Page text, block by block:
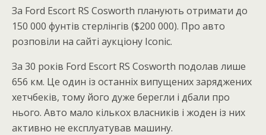
За Ford Escort RS Cosworth планують отримати до
150 000 фунтів стерлінгів ($200 000). Про авто
розповіли на сайті аукціону Iconic.
За 30 років Ford Escort RS Cosworth подолав лише
656 км. Це один із останніх випущених заряджених
хетчбеків, тому його дуже берегли і дбали про
нього. Авто мало кількох власників і жоден із них
активно не експлуатував машину.